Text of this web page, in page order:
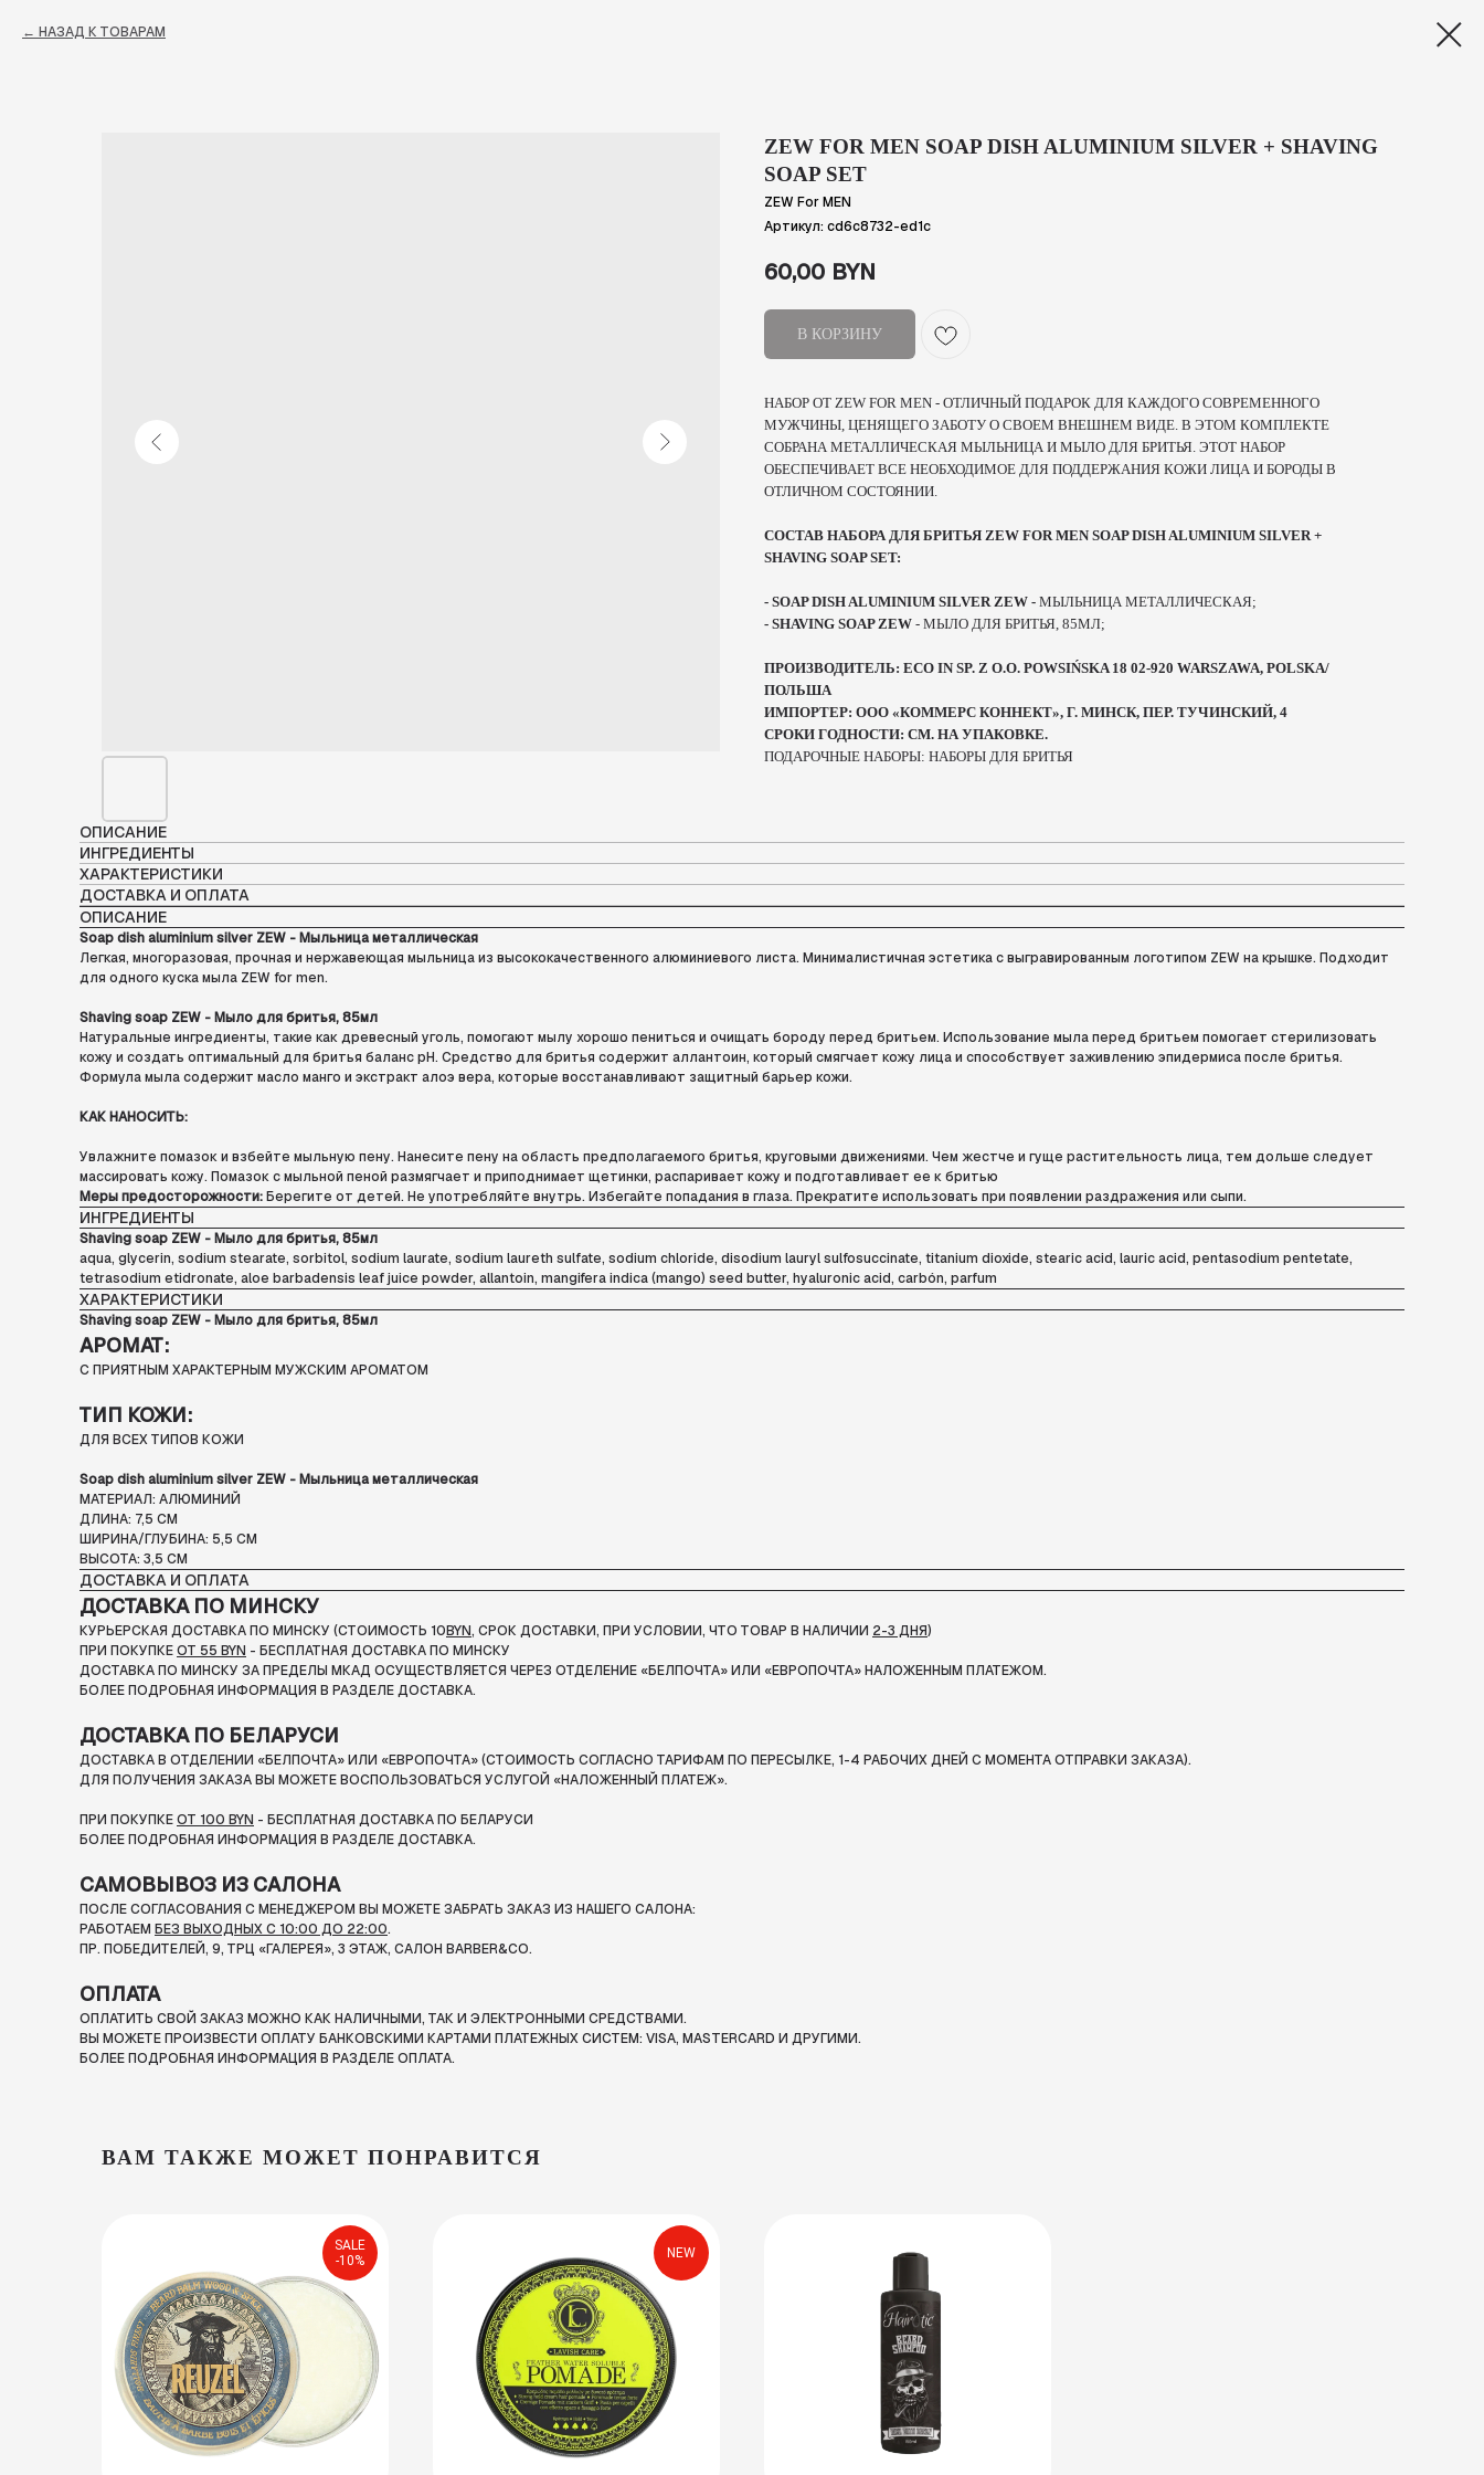
НАЗАД К ТОВАРАМ
ZEW FOR MEN SOAP DISH ALUMINIUM SILVER + SHAVING
SOAP SET
ZEW For MEN
Артикул: cd6c8732-ed1c
60,00 BYN
В КОРЗИНУ
НАБОР ОТ ZEW FOR MEN - ОТЛИЧНЫЙ ПОДАРОК ДЛЯ КАЖДОГО СОВРЕМЕННОГО
МУЖЧИНЫ, ЦЕНЯЩЕГО ЗАБОТУ О СВОЕМ ВНЕШНЕМ ВИДЕ. В ЭТОМ КОМПЛЕКТЕ
СОБРАНА МЕТАЛЛИЧЕСКАЯ МЫЛЬНИЦА И МЫЛО ДЛЯ БРИТЬЯ. ЭТОТ НАБОР
ОБЕСПЕЧИВАЕТ ВСЕ НЕОБХОДИМОЕ ДЛЯ ПОДДЕРЖАНИЯ КОЖИ ЛИЦА И БОРОДЫ В
ОТЛИЧНОМ СОСТОЯНИИ.
СОСТАВ НАБОРА ДЛЯ БРИТЬЯ ZEW FOR MEN SOAP DISH ALUMINIUM SILVER +
SHAVING SOAP SET:
- SOAP DISH ALUMINIUM SILVER ZEW - МЫЛЬНИЦА МЕТАЛЛИЧЕСКАЯ;
- SHAVING SOAP ZEW - МЫЛО ДЛЯ БРИТЬЯ, 85МЛ;
ПРОИЗВОДИТЕЛЬ: ECO IN SP. Z O.O. POWSIŃSKA 18 02-920 WARSZAWA, POLSKA/
ПОЛЬША
ИМПОРТЕР: ООО «КОММЕРС КОННЕКТ», Г. МИНСК, ПЕР. ТУЧИНСКИЙ, 4
СРОКИ ГОДНОСТИ: СМ. НА УПАКОВКЕ.
ПОДАРОЧНЫЕ НАБОРЫ: НАБОРЫ ДЛЯ БРИТЬЯ
ОПИСАНИЕ
ИНГРЕДИЕНТЫ
ХАРАКТЕРИСТИКИ
ДОСТАВКА И ОПЛАТА
ОПИСАНИЕ
Soap dish aluminium silver ZEW - Мыльница металлическая
Легкая, многоразовая, прочная и нержавеющая мыльница из высококачественного алюминиевого листа. Минималистичная эстетика с выгравированным логотипом ZEW на крышке. Подходит
для одного куска мыла ZEW for men.
Shaving soap ZEW - Мыло для бритья, 85мл
Натуральные ингредиенты, такие как древесный уголь, помогают мылу хорошо пениться и очищать бороду перед бритьем. Использование мыла перед бритьем помогает стерилизовать
кожу и создать оптимальный для бритья баланс pH. Средство для бритья содержит аллантоин, который смягчает кожу лица и способствует заживлению эпидермиса после бритья.
Формула мыла содержит масло манго и экстракт алоэ вера, которые восстанавливают защитный барьер кожи.
КАК НАНОСИТЬ:
Увлажните помазок и взбейте мыльную пену. Нанесите пену на область предполагаемого бритья, круговыми движениями. Чем жестче и гуще растительность лица, тем дольше следует
массировать кожу. Помазок с мыльной пеной размягчает и приподнимает щетинки, распаривает кожу и подготавливает ее к бритью
Меры предосторожности:Берегите от детей. Не употребляйте внутрь. Избегайте попадания в глаза. Прекратите использовать при появлении раздражения или сыпи.
ИНГРЕДИЕНТЫ
Shaving soap ZEW - Мыло для бритья, 85мл
aqua, glycerin, sodium stearate, sorbitol, sodium laurate, sodium laureth sulfate, sodium chloride, disodium lauryl sulfosuccinate, titanium dioxide, stearic acid, lauric acid, pentasodium pentetate,
tetrasodium etidronate, aloe barbadensis leaf juice powder, allantoin, mangifera indica (mango) seed butter, hyaluronic acid, carbón, parfum
ХАРАКТЕРИСТИКИ
Shaving soap ZEW - Мыло для бритья, 85мл
АРОМАТ:
С ПРИЯТНЫМ ХАРАКТЕРНЫМ МУЖСКИМ АРОМАТОМ
ТИП КОЖИ:
ДЛЯ ВСЕХ ТИПОВ КОЖИ
Soap dish aluminium silver ZEW - Мыльница металлическая
МАТЕРИАЛ: АЛЮМИНИЙ
ДЛИНА: 7,5 СМ
ШИРИНА/ГЛУБИНА: 5,5 СМ
ВЫСОТА: 3,5 СМ
ДОСТАВКА И ОПЛАТА
ДОСТАВКА ПО МИНСКУ
КУРЬЕРСКАЯ ДОСТАВКА ПО МИНСКУ (СТОИМОСТЬ 10BYN, СРОК ДОСТАВКИ, ПРИ УСЛОВИИ, ЧТО ТОВАР В НАЛИЧИИ 2-3 ДНЯ)
ПРИ ПОКУПКЕОТ 55 BYN - БЕСПЛАТНАЯ ДОСТАВКА ПО МИНСКУ
ДОСТАВКА ПО МИНСКУ ЗА ПРЕДЕЛЫ МКАД ОСУЩЕСТВЛЯЕТСЯ ЧЕРЕЗ ОТДЕЛЕНИЕ «БЕЛПОЧТА»ИЛИ «ЕВРОПОЧТА» НАЛОЖЕННЫМ ПЛАТЕЖОМ.
БОЛЕЕ ПОДРОБНАЯ ИНФОРМАЦИЯ В РАЗДЕЛЕ ДОСТАВКА.
ДОСТАВКА ПО БЕЛАРУСИ
ДОСТАВКА В ОТДЕЛЕНИИ «БЕЛПОЧТА» ИЛИ «ЕВРОПОЧТА» (СТОИМОСТЬ СОГЛАСНО ТАРИФАМ ПО ПЕРЕСЫЛКЕ, 1-4 РАБОЧИХ ДНЕЙ С МОМЕНТА ОТПРАВКИ ЗАКАЗА).
ДЛЯ ПОЛУЧЕНИЯ ЗАКАЗА ВЫ МОЖЕТЕ ВОСПОЛЬЗОВАТЬСЯ УСЛУГОЙ «НАЛОЖЕННЫЙ ПЛАТЕЖ».
ПРИ ПОКУПКЕОТ 100 BYN - БЕСПЛАТНАЯ ДОСТАВКА ПО БЕЛАРУСИ
БОЛЕЕ ПОДРОБНАЯ ИНФОРМАЦИЯ В РАЗДЕЛЕ ДОСТАВКА.
САМОВЫВОЗ ИЗ САЛОНА
ПОСЛЕ СОГЛАСОВАНИЯ С МЕНЕДЖЕРОМ ВЫ МОЖЕТЕ ЗАБРАТЬ ЗАКАЗ ИЗ НАШЕГО САЛОНА:
РАБОТАЕМ БЕЗ ВЫХОДНЫХ С 10:00 ДО 22:00.
ПР. ПОБЕДИТЕЛЕЙ, 9, ТРЦ «ГАЛЕРЕЯ», 3 ЭТАЖ, САЛОН BARBER&CO.
ОПЛАТА
ОПЛАТИТЬ СВОЙ ЗАКАЗ МОЖНО КАК НАЛИЧНЫМИ, ТАК И ЭЛЕКТРОННЫМИ СРЕДСТВАМИ.
ВЫ МОЖЕТЕ ПРОИЗВЕСТИ ОПЛАТУ БАНКОВСКИМИ КАРТАМИ ПЛАТЕЖНЫХ СИСТЕМ: VISA, MASTERCARD И ДРУГИМИ.
БОЛЕЕ ПОДРОБНАЯ ИНФОРМАЦИЯ В РАЗДЕЛЕ ОПЛАТА.
ВАМ ТАКЖЕ МОЖЕТ ПОНРАВИТСЯ
SALE
-10%
NEW